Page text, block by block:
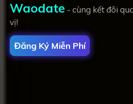
Đăng Ký Miễn Phí